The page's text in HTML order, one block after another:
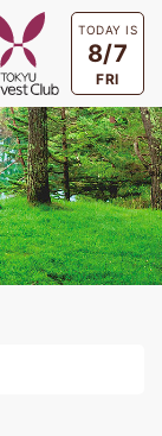
TODAY IS
8/7
FRI